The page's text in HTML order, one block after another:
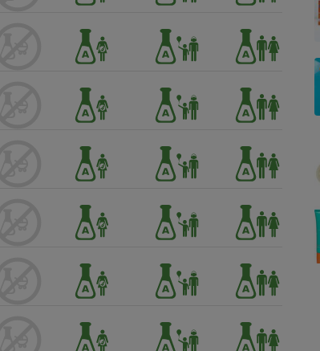
Four encastrable
Aspirateur
Appareil photo
Électricité - Gaz
Lessive